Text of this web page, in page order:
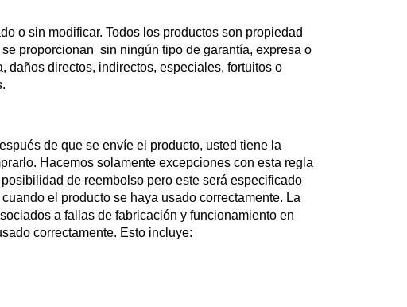
o sin modificar. Todos los productos son propiedad
proporcionan sin ningún tipo de garantía, expresa o
directos, indirectos, especiales, fortuitos o
de que se envíe el producto, usted tiene la
Hacemos solamente excepciones con esta regla
de reembolso pero este será especificado
el producto se haya usado correctamente. La
a fallas de fabricación y funcionamiento en
correctamente. Esto incluye: